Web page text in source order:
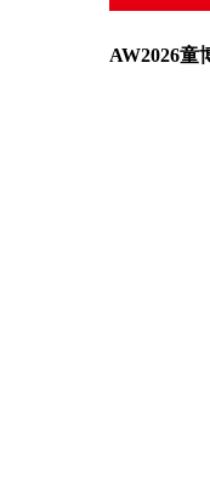
AW2026童